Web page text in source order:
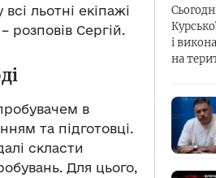
льотні екіпажі
розповів Сергій.
в
та підготовці.
скласти
Для цього,
і
на